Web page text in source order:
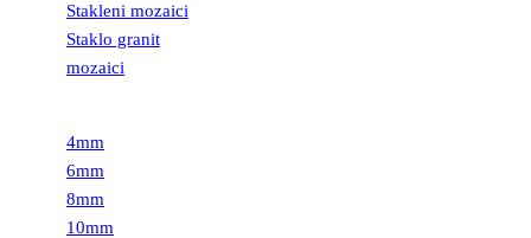
Stakleni mozaici
Staklo granit
mozaici
4mm
6mm
8mm
10mm